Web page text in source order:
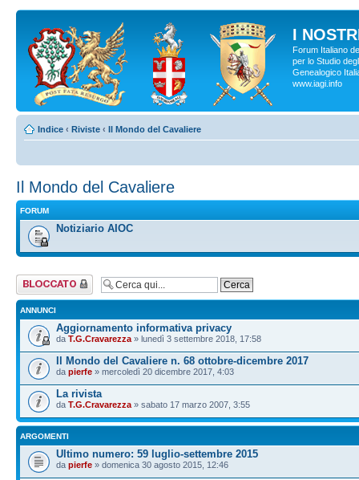
I
Forum Italiano
per lo Studio
Genealogico
www.iagi.info
Indice ‹ Riviste ‹ Il Mondo del Cavaliere
Il Mondo del Cavaliere
FORUM
Notiziario AIOC
Forum bloccato
ANNUNCI
Aggiornamento informativa privacy
da T.G.Cravarezza » lunedì 3 settembre 2018, 17:58
Il Mondo del Cavaliere n. 68 ottobre-dicembre 2017
da pierfe » mercoledì 20 dicembre 2017, 4:03
La rivista
da T.G.Cravarezza » sabato 17 marzo 2007, 3:55
ARGOMENTI
Ultimo numero: 59 luglio-settembre 2015
da pierfe » domenica 30 agosto 2015, 12:46